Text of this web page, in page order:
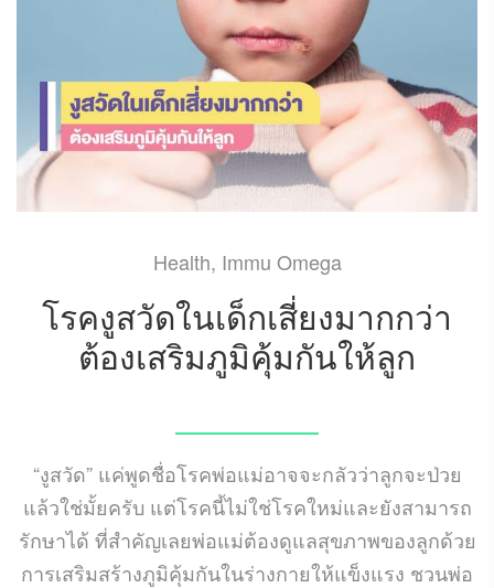
Health, Immu Omega
โรคงูสวัดในเด็กเสี่ยงมากกว่า
ต้องเสริมภูมิคุ้มกันให้ลูก
“งูสวัด” แค่พูดชื่อโรคพ่อแม่อาจจะกลัวว่าลูกจะป่วย
แล้วใช่มั้ยครับ แต่โรคนี้ไม่ใช่โรคใหม่และยังสามารถ
รักษาได้ ที่สำคัญเลยพ่อแม่ต้องดูแลสุขภาพของลูกด้วย
การเสริมสร้างภูมิคุ้มกันในร่างกายให้แข็งแรง ชวนพ่อ